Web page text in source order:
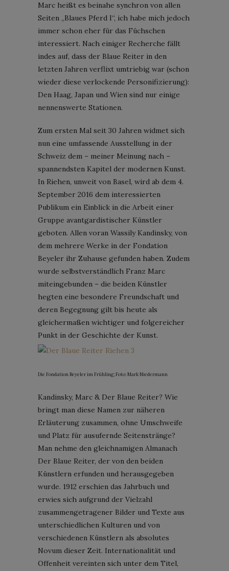
Marc heißt es beinahe synchron von allen
Seiten „Blaues Pferd I“, ich habe mich jedoch
immer schon eher für das Füchschen
interessiert. Nach einiger Recherche fällt
indes auf, dass der Blaue Reiter in den
letzten Jahren verflixt umtriebig war (schon
wieder diese verlockende Personifizierung):
Den Haag, Japan und Wien sind nur einige
nennenswerte Stationen.
Zum ersten Mal seit 30 Jahren widmet sich
nun eine umfassende Ausstellung in der
Schweiz dem – meiner Meinung nach –
spannendsten Kapitel der modernen Kunst.
In Riehen, unweit von Basel, wird ab dem 4.
September 2016 dem interessierten
Publikum ein Einblick in die Arbeit einer
Gruppe avantgardistischer Künstler
geboten. Allen voran Wassily Kandinsky, von
dem mehrere Werke in der Fondation
Beyeler ihr Zuhause gefunden haben. Zudem
wurde selbstverständlich Franz Marc
miteingebunden – die beiden Künstler
hegten eine besondere Freundschaft und
deren Begegnung gilt bis heute als
gleichermaßen wichtiger und folgereicher
Punkt in der Geschichte der Kunst.
Die Fondation Beyeler im Frühling; Foto: Mark Niedermann
Kandinsky, Marc & Der Blaue Reiter? Wie
bringt man diese Namen zur näheren
Erläuterung zusammen, ohne Umschweife
und Platz für ausufernde Seitenstränge?
Man nehme den gleichnamigen Almanach
Der Blaue Reiter, der von den beiden
Künstlern erfunden und herausgegeben
wurde. 1912 erschien das Jahrbuch und
erwies sich aufgrund der Vielzahl
zusammengetragener Bilder und Texte aus
unterschiedlichen Kulturen und von
verschiedenen Künstlern als absolutes
Novum dieser Zeit. Internationalität und
Offenheit vereinten sich unter dem Titel,